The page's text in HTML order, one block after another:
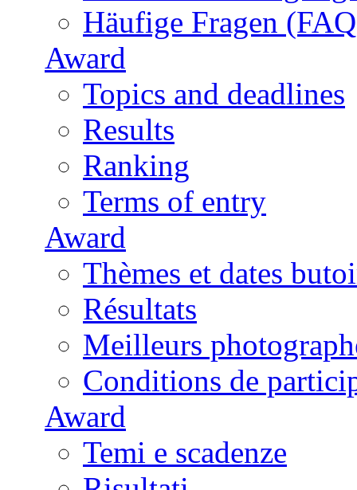
Häufige Fragen
Award
Topics and deadlines
Results
Ranking
Terms of entry
Award
Thèmes et dates
Résultats
Meilleurs
Conditions de
Award
Temi e scadenze